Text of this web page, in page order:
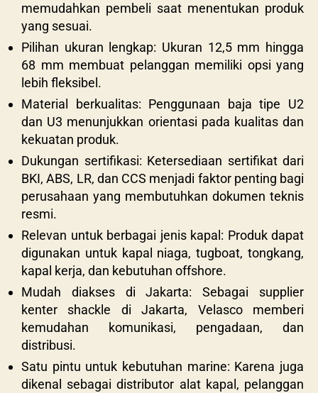
memudahkan pembeli saat menentukan produk
yang sesuai.
Pilihan ukuran lengkap: Ukuran 12,5 mm hingga
68 mm membuat pelanggan memiliki opsi yang
lebih fleksibel.
Material berkualitas: Penggunaan baja tipe U2
dan U3 menunjukkan orientasi pada kualitas dan
kekuatan produk.
Dukungan sertifikasi: Ketersediaan sertifikat dari
BKI, ABS, LR, dan CCS menjadi faktor penting bagi
perusahaan yang membutuhkan dokumen teknis
resmi.
Relevan untuk berbagai jenis kapal: Produk dapat
digunakan untuk kapal niaga, tugboat, tongkang,
kapal kerja, dan kebutuhan offshore.
Mudah diakses di Jakarta: Sebagai supplier
kenter shackle di Jakarta, Velasco memberi
kemudahan komunikasi, pengadaan, dan
distribusi.
Satu pintu untuk kebutuhan marine: Karena juga
dikenal sebagai distributor alat kapal, pelanggan